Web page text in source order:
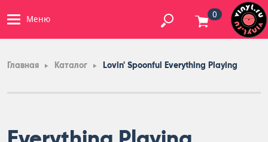
Меню 0
Главная Каталог Lovin' Spoonful Everything Playing